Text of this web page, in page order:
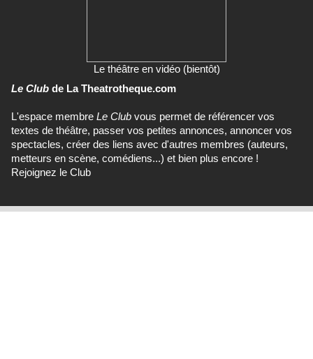
Le théâtre en vidéo (bientôt)
Le Club de La Theatrotheque.com
L'espace membre Le Club vous permet de référencer vos
textes de théâtre, passer vos petites annonces, annoncer vos
spectacles, créer des liens avec d'autres membres (auteurs,
metteurs en scène, comédiens...) et bien plus encore !
Rejoignez le Club